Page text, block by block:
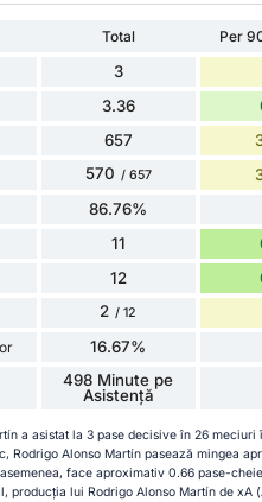
Total Per
3
3.36
657
570 / 657
86.76%
11
12
2 / 12
16.67%
498 Minute pe
Asistență
a asistat la 3 pase decisive în 26
Rodrigo Alonso Martín pasează mingea
face aproximativ 0.66 pase-
producția lui Rodrigo Alonso Martín de xA